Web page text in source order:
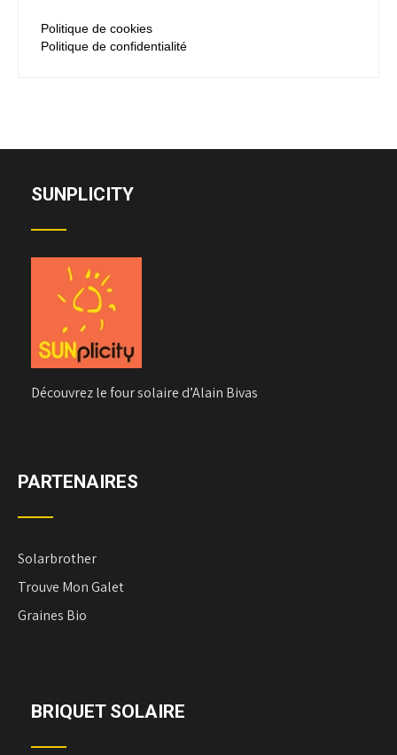
Politique de cookies
Politique de confidentialité
SUNPLICITY
Découvrez le four solaire d’Alain Bivas
PARTENAIRES
Solarbrother
Trouve Mon Galet
Graines Bio
BRIQUET SOLAIRE